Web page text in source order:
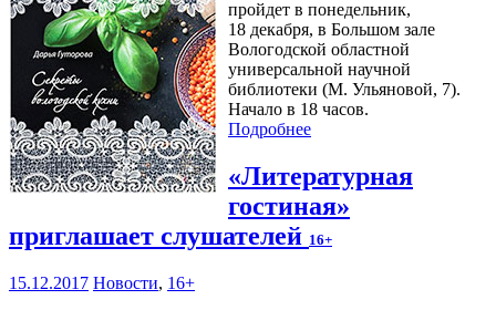
пройдет в понедельник,
18 декабря, в Большом зале
Вологодской областной
универсальной научной
библиотеки (М. Ульяновой, 7).
Начало в 18 часов.
Подробнее
«Литературная
гостиная»
приглашает слушателей 16+
15.12.2017 Новости, 16+